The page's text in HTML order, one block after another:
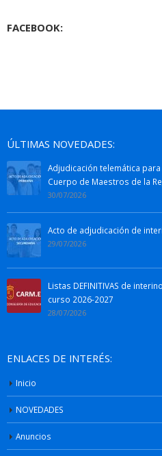
FACEBOOK:
ÚLTIMAS NOVEDADES:
Adjudicación telemática
Cuerpo de Maestros de la
30/07/2026
Acto de adjudicación de
29/07/2026
Listas DEFINITIVAS de
curso 2026-2027
28/07/2026
ENLACES DE INTERÉS:
Inicio
NOVEDADES
Anuncios